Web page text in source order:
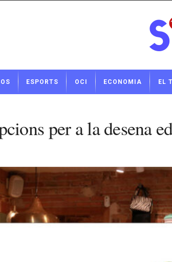
ESPORTS OCI ECONOMIA EL
per a la desena